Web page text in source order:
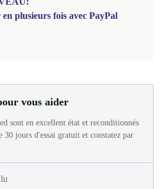
en plusieurs fois avec PayPal
vous aider
sont en excellent état et reconditionnés
30 jours d'essai gratuit et constatez par